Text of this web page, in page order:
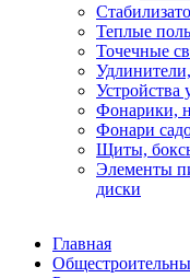
Теплые
Точечные
Устройства
Фонарики,
Фонари
Щиты,
Элементы
диски
Главная